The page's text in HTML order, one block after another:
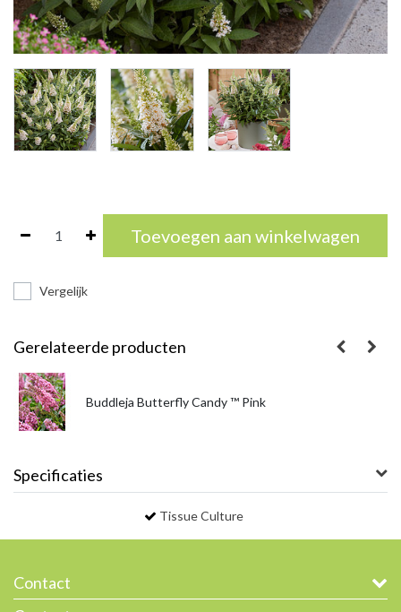
Toevoegen aan winkelwagen
Vergelijk
Gerelateerde producten
Buddleja Butterfly Candy ™ Pink
Specificaties
Tissue Culture
Contact